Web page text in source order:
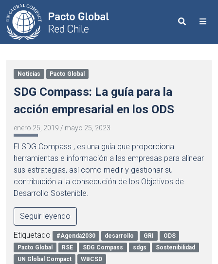
Search
Noticias Pacto Global
SDG Compass: La guía para la
acción empresarial en los ODS
enero 25, 2019 / mayo 25, 2023
El SDG Compass , es una guía que proporciona
herramientas e información a las empresas para alinear
sus estrategias, así como medir y gestionar su
contribución a la consecución de los Objetivos de
Desarrollo Sostenible.
Seguir leyendo
Etiquetado #Agenda2030 desarrollo GRI
ODS
Pacto Global
RSE SDG Compass sdgs
Sostenibilidad
UN Global Compact
WBCSD